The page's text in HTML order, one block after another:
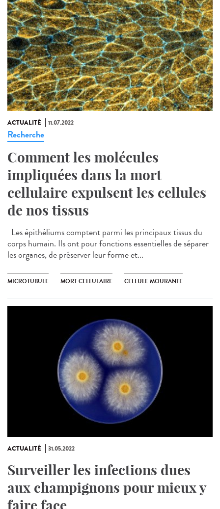
ACTUALITÉ 11.07.2022
Recherche
Comment les molécules
impliquées dans la mort
cellulaire expulsent les cellules
de nos tissus
Les épithéliums comptent parmi les principaux tissus du
corps humain. Ils ont pour fonctions essentielles de séparer
les organes, de préserver leur forme et...
MICROTUBULE MORT CELLULAIRE CELLULE MOURANTE
ACTUALITÉ 31.05.2022
Surveiller les infections dues
aux champignons pour mieux y
faire face